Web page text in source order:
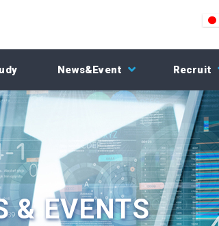
News&Event Recruit
& EVENTS